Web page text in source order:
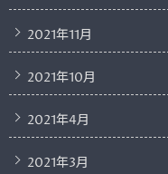
2021年11月
2021年10月
2021年4月
2021年3月